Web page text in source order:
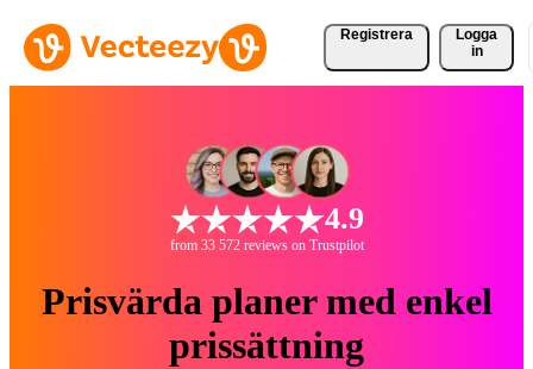
Registrera
Logga
in
4.9
from 33 572 reviews on Trustpilot
Prisvärda planer med enkel
prissättning